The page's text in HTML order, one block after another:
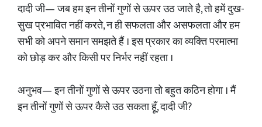
दादी जी— जब हम इन तीनों गुणों से ऊपर उठ जाते है, तो हमें दुख-
सुख प्रभावित नहीं करते, न ही सफलता और असफलता और हम
सभी को अपने समान समझते हैं । इस प्रकार का व्यक्ति परमात्मा
को छोड़ कर और किसी पर निर्भर नहीं रहता ।
अनुभव— इन तीनों गुणों से ऊपर उठना तो बहुत कठिन होगा । मैं
इन तीनों गुणों से ऊपर कैसे उठ सकता हूँ, दादी जी?